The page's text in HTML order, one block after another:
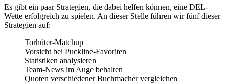
Es gibt ein paar Strategien, die dabei helfen können, eine DEL-
Wette erfolgreich zu spielen. An dieser Stelle führen wir fünf dieser
Strategien auf:
Torhüter-Matchup
Vorsicht bei Puckline-Favoriten
Statistiken analysieren
Team-News im Auge behalten
Quoten verschiedener Buchmacher vergleichen